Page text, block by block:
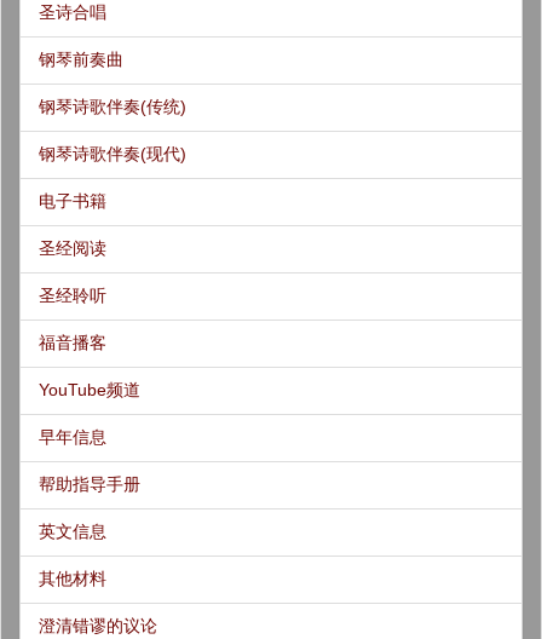
圣诗合唱
钢琴前奏曲
钢琴诗歌伴奏(传统)
钢琴诗歌伴奏(现代)
电子书籍
圣经阅读
圣经聆听
福音播客
YouTube频道
早年信息
帮助指导手册
英文信息
其他材料
澄清错谬的议论